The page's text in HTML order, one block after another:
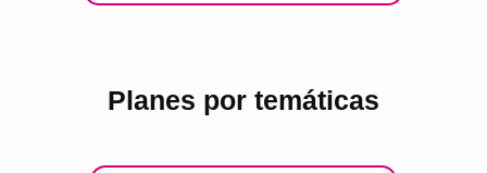
Planes por temáticas